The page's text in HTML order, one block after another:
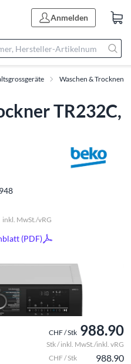
Anmelden
Waschen & Trocknen
TR232C,
inkl. MwSt./vRG
(PDF)
CHF / Stk 988.90
Stk / inkl. MwSt./inkl. vRG
CHF / Stk 988.90